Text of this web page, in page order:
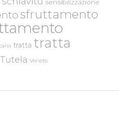
sensibilizzazione
sfruttamento
tratta tratta
Tutela Veneto